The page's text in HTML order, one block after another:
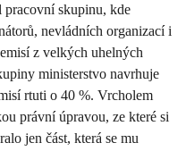
pracovní skupinu, kde
nevládních organizací i
z velkých uhelných
ministerstvo navrhuje
rtuti o 40 %. Vrcholem
právní úpravou, ze které si
jen část, která se mu